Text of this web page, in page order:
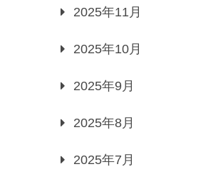
2025年11月
2025年10月
2025年9月
2025年8月
2025年7月